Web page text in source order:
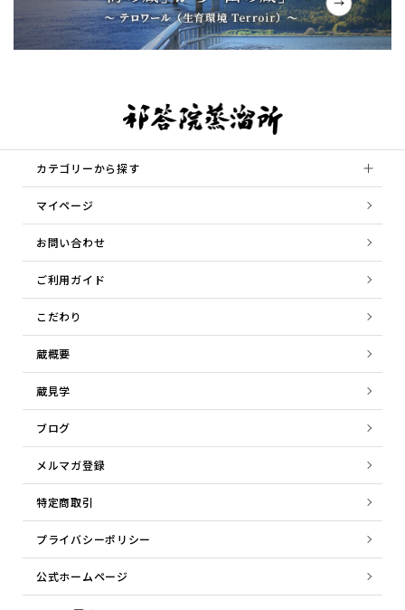
カテゴリーから探す
マイページ
お問い合わせ
ご利用ガイド
こだわり
蔵概要
蔵見学
ブログ
メルマガ登録
特定商取引
プライバシーポリシー
公式ホームページ